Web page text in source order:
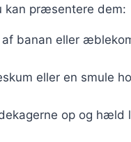
kan præsentere dem:
banan eller
eller en smule
op og hæld